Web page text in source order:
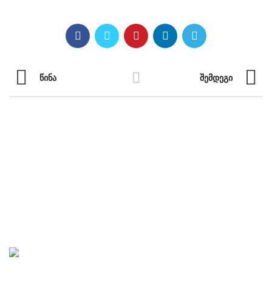
ᲬᲘᲜᲐ ᲨᲔᲛᲓᲔᲒᲘ